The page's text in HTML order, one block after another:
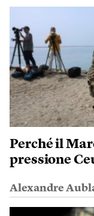
Perché il
pressione
Alexandre